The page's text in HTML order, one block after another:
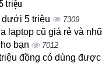
triệu
dưới 5 triệu 7309
laptop cũ giá rẻ và
bạn
7012
đồng có dùng